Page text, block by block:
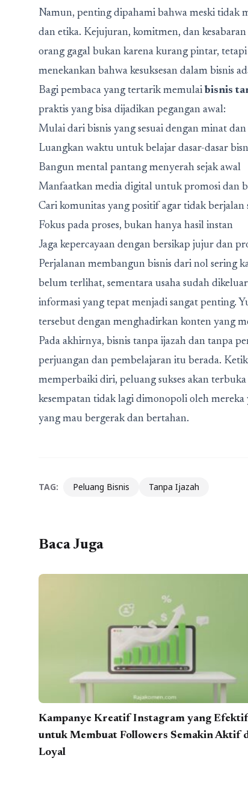
Namun, penting dipahami bahwa meski tidak
dan etika. Kejujuran, komitmen, dan
orang gagal bukan karena kurang pintar,
menekankan bahwa kesuksesan dalam bisnis
Bagi pembaca yang tertarik memulai bisnis
praktis yang bisa dijadikan pegangan awal:
Mulai dari bisnis yang sesuai dengan minat
Luangkan waktu untuk belajar dasar-dasar
Bangun mental pantang menyerah sejak awal
Manfaatkan media digital untuk promosi dan
Cari komunitas yang positif agar tidak berjalan
Fokus pada proses, bukan hanya hasil instan
Jaga kepercayaan dengan bersikap jujur dan
Perjalanan membangun bisnis dari nol sering
belum terlihat, sementara usaha sudah
informasi yang tepat menjadi sangat penting.
tersebut dengan menghadirkan konten yang
Pada akhirnya, bisnis tanpa ijazah dan tanpa
perjuangan dan pembelajaran itu berada.
memperbaiki diri, peluang sukses akan
kesempatan tidak lagi dimonopoli oleh
yang mau bergerak dan bertahan.
TAG: Peluang Bisnis Tanpa Ijazah
Baca Juga
Kampanye Kreatif Instagram yang Efektif
untuk Membuat Followers Semakin Aktif
Loyal